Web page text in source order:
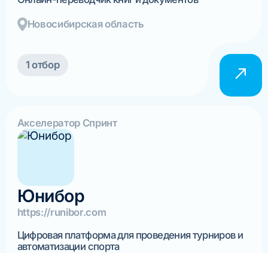
Новосибирская область
1 отбор
Акселератор Спринт
Юнибор
https://runibor.com
Цифровая платформа для проведения турниров и
автоматизации спорта